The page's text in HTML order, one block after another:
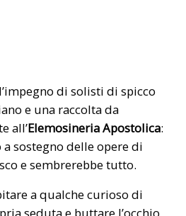
di solisti di spicco
e una raccolta da
all’Elemosineria Apostolica:
sostegno delle opere di
e sembrerebbe tutto.
a qualche curioso di